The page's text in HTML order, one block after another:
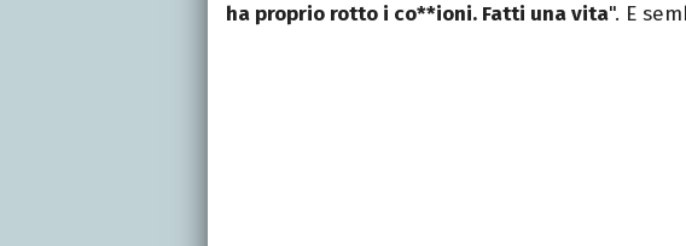
ha proprio rotto i co**ioni. Fatti una vita". E